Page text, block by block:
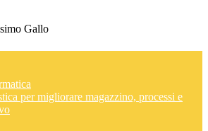
Gallo
per migliorare magazzino, processi e